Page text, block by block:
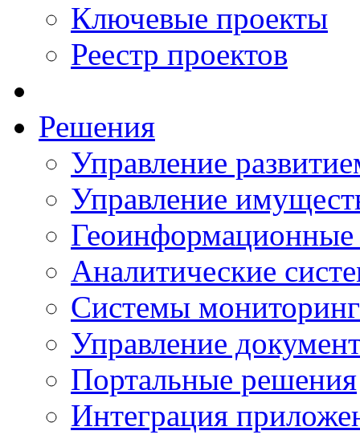
Ключевые проекты
Реестр проектов
Решения
Управление
Управление
Аналитические
Системы
Управление
Портальные решения
Интеграция